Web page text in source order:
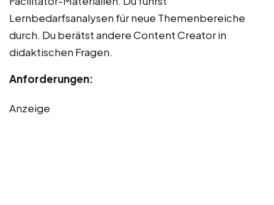
Lernbedarfsanalysen für neue Themenbereiche
durch. Du berätst andere Content Creator in
didaktischen Fragen.
Anforderungen:
Anzeige